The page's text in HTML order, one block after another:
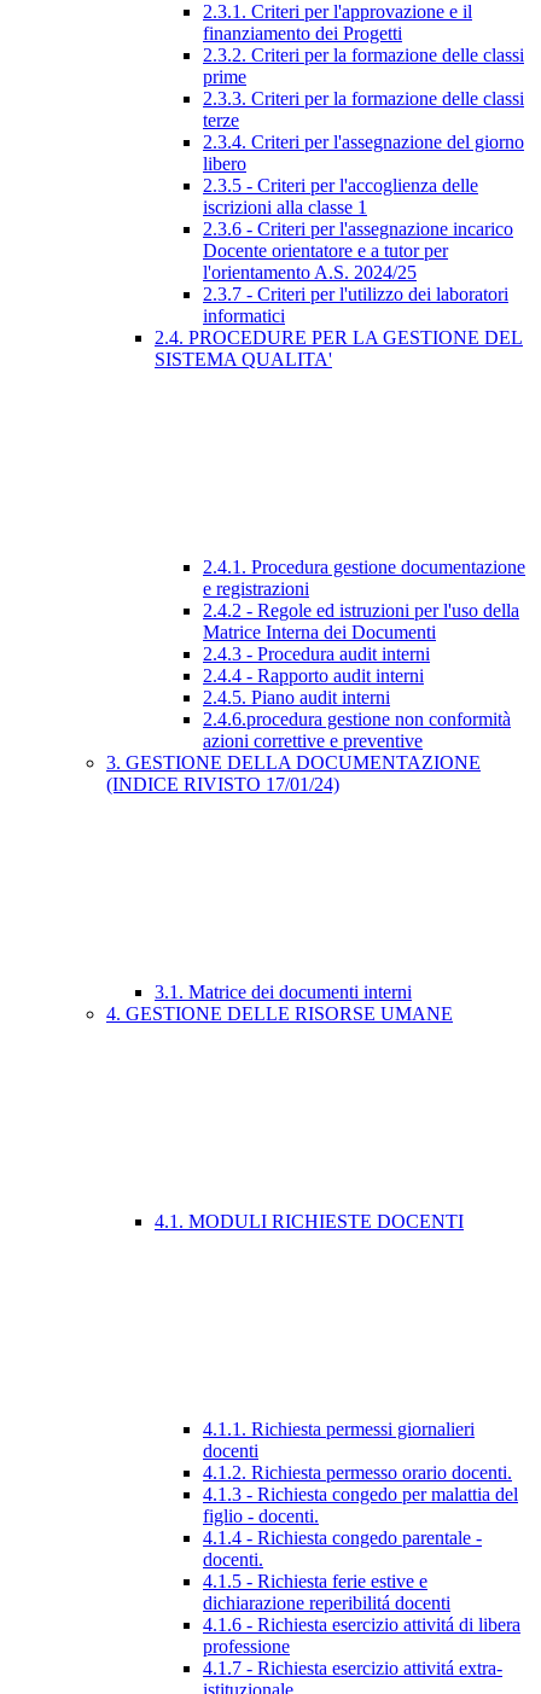
2.3.1. Criteri per l'approvazione e il
finanziamento dei Progetti
2.3.2. Criteri per la formazione delle classi
prime
2.3.3. Criteri per la formazione delle classi
terze
2.3.4. Criteri per l'assegnazione del giorno
libero
2.3.5 - Criteri per l'accoglienza delle
iscrizioni alla classe 1
2.3.6 - Criteri per l'assegnazione incarico
Docente orientatore e a tutor per
l'orientamento A.S. 2024/25
2.3.7 - Criteri per l'utilizzo dei laboratori
informatici
2.4. PROCEDURE PER LA GESTIONE DEL
SISTEMA QUALITA'
2.4.1. Procedura gestione documentazione
e registrazioni
2.4.2 - Regole ed istruzioni per l'uso della
Matrice Interna dei Documenti
2.4.3 - Procedura audit interni
2.4.4 - Rapporto audit interni
2.4.5. Piano audit interni
2.4.6.procedura gestione non conformità
azioni correttive e preventive
3. GESTIONE DELLA DOCUMENTAZIONE
(INDICE RIVISTO 17/01/24)
3.1. Matrice dei documenti interni
4. GESTIONE DELLE RISORSE UMANE
4.1. MODULI RICHIESTE DOCENTI
4.1.1. Richiesta permessi giornalieri
docenti
4.1.2. Richiesta permesso orario docenti.
4.1.3 - Richiesta congedo per malattia del
figlio - docenti.
4.1.4 - Richiesta congedo parentale -
docenti.
4.1.5 - Richiesta ferie estive e
dichiarazione reperibilitá docenti
4.1.6 - Richiesta esercizio attivitá di libera
professione
4.1.7 - Richiesta esercizio attivitá extra-